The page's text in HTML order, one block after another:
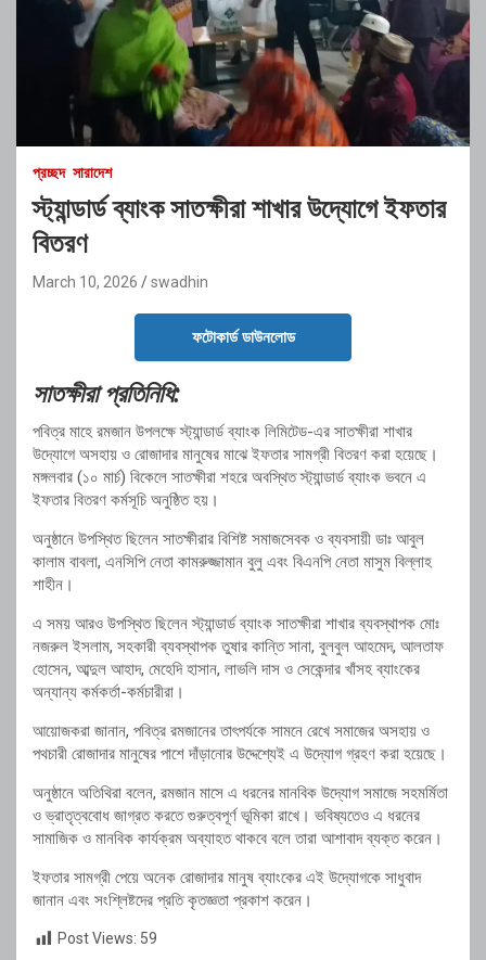
প্রচ্ছদ সারাদেশ
স্ট্যান্ডার্ড ব্যাংক সাতক্ষীরা শাখার উদ্যোগে ইফতার
বিতরণ
March 10, 2026 swadhin
ফটোকার্ড ডাউনলোড
সাতক্ষীরা প্রতিনিধি:
পবিত্র মাহে রমজান উপলক্ষেস্ট্যান্ডার্ড ব্যাংক লিমিটেড-এর সাতক্ষীরা শাখার
উদ্যোগে অসহায় ও রোজাদার মানুষের মাঝে ইফতার সামগ্রী বিতরণ করা হয়েছে।
মঙ্গলবার (১০ মার্চ) বিকেলে সাতক্ষীরা শহরে অবস্থিত স্ট্যান্ডার্ড ব্যাংক ভবনে এ
ইফতার বিতরণ কর্মসূচি অনুষ্ঠিত হয়।
অনুষ্ঠানে উপস্থিত ছিলেন সাতক্ষীরার বিশিষ্ট সমাজসেবক ও ব্যবসায়ী ডাঃ আবুল
কালাম বাবলা, এনসিপি নেতা কামরুজ্জামান বুলু এবং বিএনপি নেতা মাসুম বিল্লাহ
শাহীন।
এ সময় আরও উপস্থিত ছিলেন স্ট্যান্ডার্ড ব্যাংক সাতক্ষীরা শাখার ব্যবস্থাপক মোঃ
নজরুল ইসলাম, সহকারী ব্যবস্থাপক তুষার কান্তি সানা, বুলবুল আহমেদ, আলতাফ
হোসেন, আব্দুল আহাদ, মেহেদি হাসান, লাভলি দাস ও সেকেন্দার খাঁসহ ব্যাংকের
অন্যান্য কর্মকর্তা-কর্মচারীরা।
আয়োজকরা জানান, পবিত্র রমজানের তাৎপর্যকে সামনে রেখে সমাজের অসহায় ও
পথচারী রোজাদার মানুষের পাশে দাঁড়ানোর উদ্দেশ্যেই এ উদ্যোগ গ্রহণ করা হয়েছে।
অনুষ্ঠানে অতিথিরা বলেন, রমজান মাসে এ ধরনের মানবিক উদ্যোগ সমাজে সহমর্মিতা
ও ভ্রাতৃত্ববোধ জাগ্রত করতে গুরুত্বপূর্ণ ভূমিকা রাখে। ভবিষ্যতেও এ ধরনের
সামাজিক ও মানবিক কার্যক্রম অব্যাহত থাকবে বলে তারা আশাবাদ ব্যক্ত করেন।
ইফতার সামগ্রী পেয়ে অনেক রোজাদার মানুষ ব্যাংকের এই উদ্যোগকে সাধুবাদ
জানান এবং সংশ্লিষ্টদের প্রতি কৃতজ্ঞতা প্রকাশ করেন।
Post Views: 59